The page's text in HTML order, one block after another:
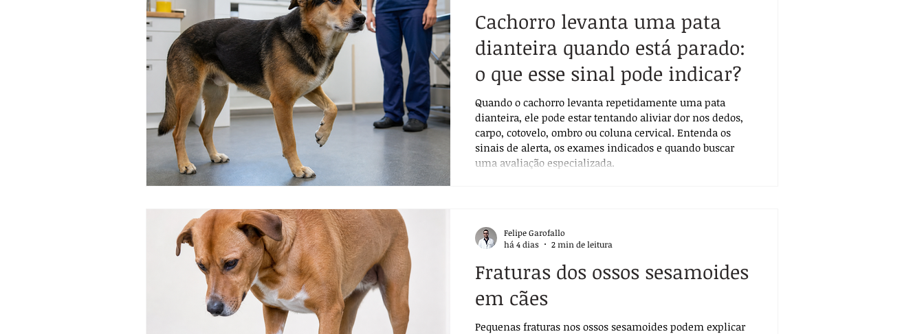
Cachorro levanta uma pata
dianteira quando está parado:
o que esse sinal pode indicar?
Quando o cachorro levanta repetidamente uma pata
dianteira, ele pode estar tentando aliviar dor nos dedos,
carpo, cotovelo, ombro ou coluna cervical. Entenda os
sinais de alerta, os exames indicados e quando buscar
uma avaliação especializada.
Fraturas dos ossos sesamoides
em cães
Pequenas fraturas nos ossos sesamoides podem explicar
Felipe Garofallo
há 4 dias
2 min de leitura